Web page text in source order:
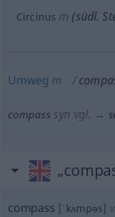
Circinus m (südl.
Umweg m
compass syn vgl. →
compass [ˈkʌmpəs]